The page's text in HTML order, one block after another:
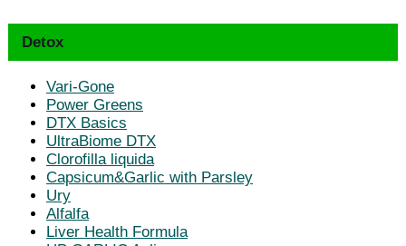
Detox
Vari-Gone
Power Greens
DTX Basics
UltraBiome DTX
Clorofilla liquida
Capsicum&Garlic with Parsley
Ury
Alfalfa
Liver Health Formula